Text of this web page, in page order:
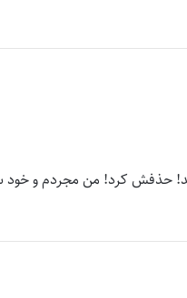
حذفش کرد! من مجردم و خود